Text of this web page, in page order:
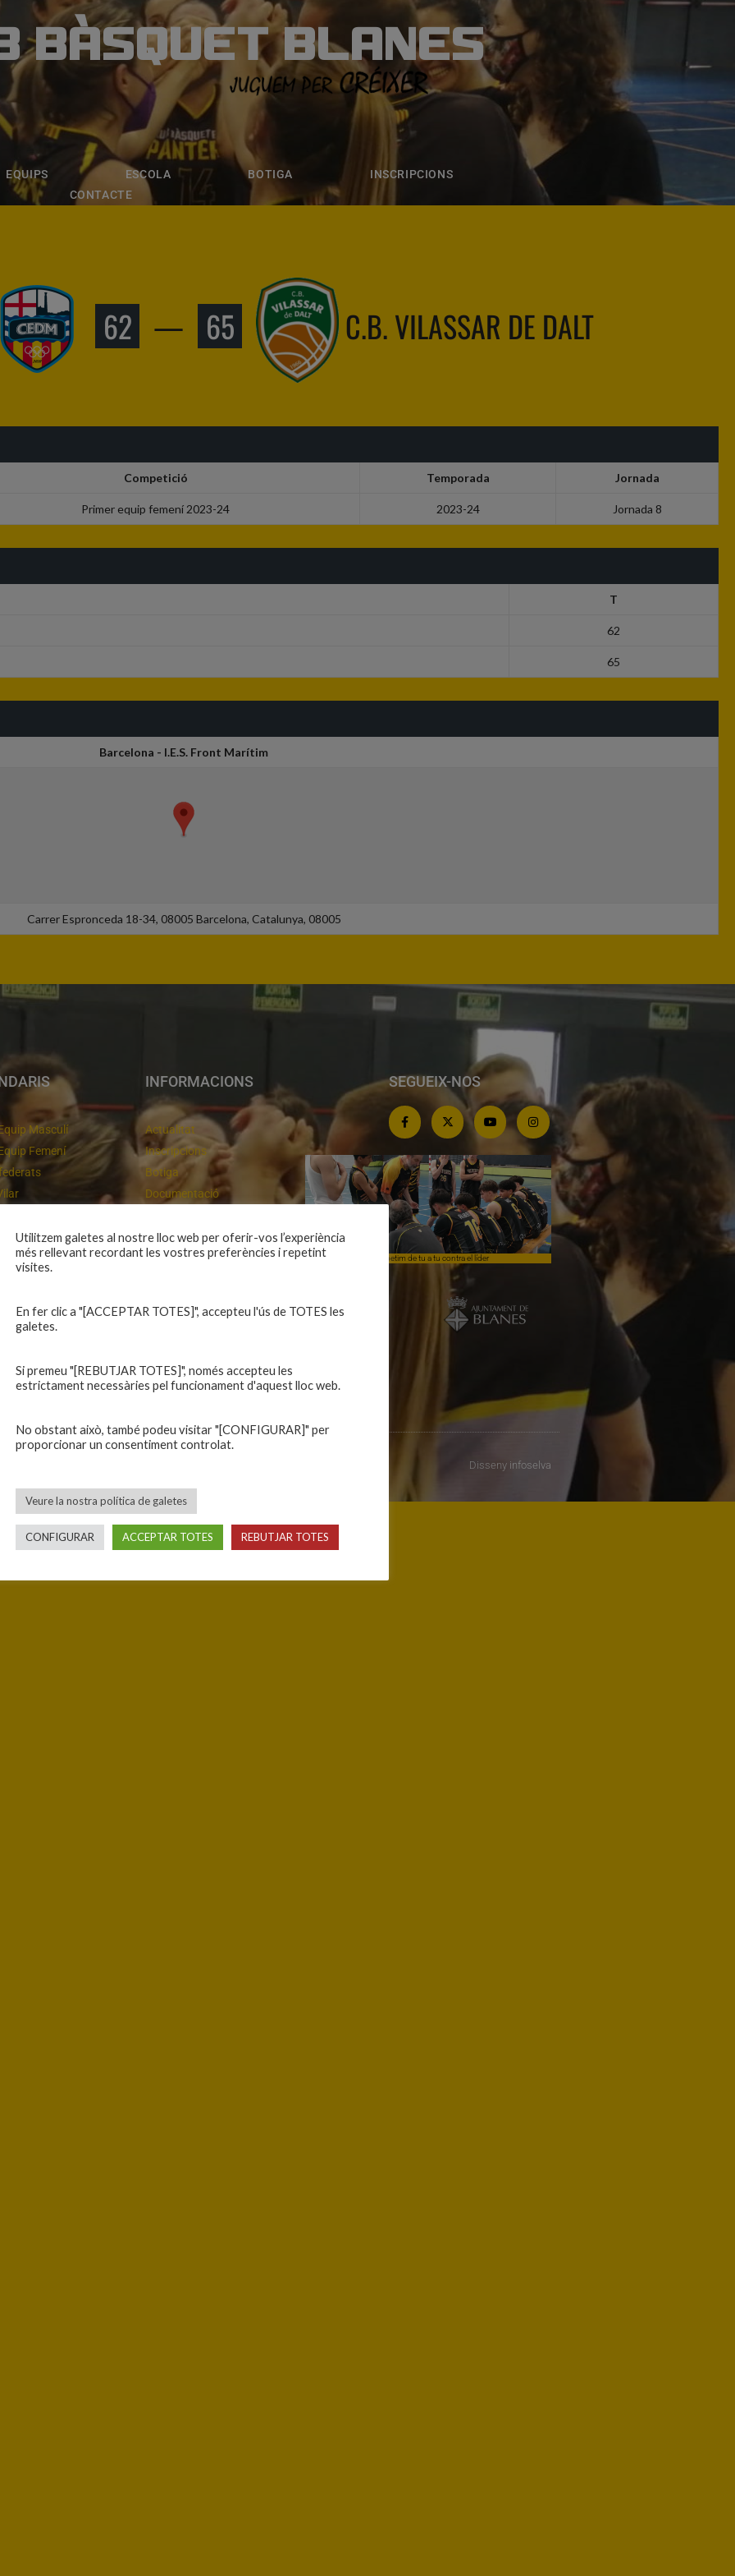
BÀSQUET BLANES
EQUIPS ESCOLA BOTIGA
INSCRIPCIONS
CONTACTE
BLANES
ESCOLA BOTIGA INSCRIPCIONS
62 — 65 C.B. VILASSAR DE DALT
Competició Temporada Jornada
Primer equip femení 2023-24 2023-24 Jornada 8
T
62
65
Barcelona - I.E.S. Front Marítim
Carrer Espronceda 18-34, 08005 Barcelona, Catalunya, 08005
Masculí
Femení
inferiors
casa
INFORMACIONS
Actualitat
Inscripcions
Botiga
Documentació
Intranet
Contacte
SEGUEIX-NOS
Campiones a Salou Competim de tu a tu contra el líder
Disseny infoselva
Utilitzem galetes al nostre lloc web per oferir-vos l’experiència
més rellevant recordant les vostres preferències i repetint
visites.
En fer clic a "[ACCEPTAR TOTES]", accepteu l'ús de TOTES les
galetes.
Si premeu "[REBUTJAR TOTES]", només accepteu les
estrictament necessàries pel funcionament d'aquest lloc web.
No obstant això, també podeu visitar "[CONFIGURAR]" per
proporcionar un consentiment controlat.
Veure la nostra política de galetes
CONFIGURAR ACCEPTAR TOTES REBUTJAR TOTES